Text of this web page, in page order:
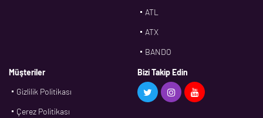
ATL
ATX
BANDO
BMS
CDF
Müşteriler
Gizlilik Politikası
Çerez Politikası
Bizi Takip Edin